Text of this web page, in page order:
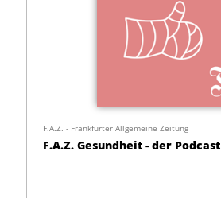
F.A.Z. - Frankfurter Allgemeine Zeitung
F.A.Z. Gesundheit - der Podcast